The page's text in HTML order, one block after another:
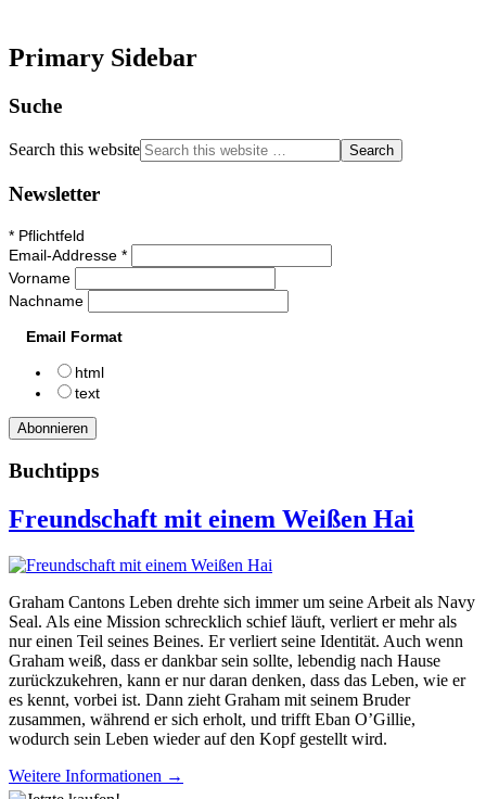
Primary Sidebar
Suche
Search this website
Newsletter
* Pflichtfeld
Email-Addresse *
Vorname
Nachname
Email Format
html
text
Buchtipps
Freundschaft mit einem Weißen Hai
Graham Cantons Leben drehte sich immer um seine Arbeit als Navy
Seal. Als eine Mission schrecklich schief läuft, verliert er mehr als
nur einen Teil seines Beines. Er verliert seine Identität. Auch wenn
Graham weiß, dass er dankbar sein sollte, lebendig nach Hause
zurückzukehren, kann er nur daran denken, dass das Leben, wie er
es kennt, vorbei ist. Dann zieht Graham mit seinem Bruder
zusammen, während er sich erholt, und trifft Eban O’Gillie,
wodurch sein Leben wieder auf den Kopf gestellt wird.
Weitere Informationen →